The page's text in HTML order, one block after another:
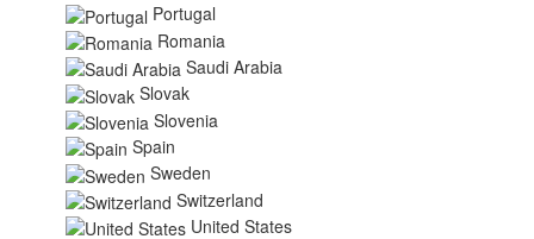
Portugal
Romania
Saudi Arabia
Slovak
Slovenia
Spain
Sweden
Switzerland
United States